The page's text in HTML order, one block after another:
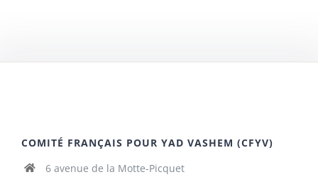
COMITÉ FRANÇAIS POUR YAD VASHEM (CFYV)
6 avenue de la Motte-Picquet